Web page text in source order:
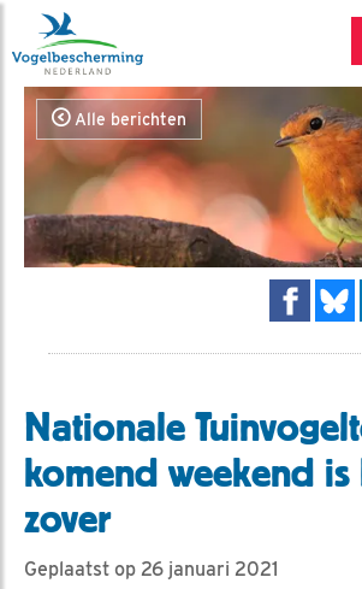
Alle berichten
Nationale
komend weekend is
zover
Geplaatst op 26 januari 2021